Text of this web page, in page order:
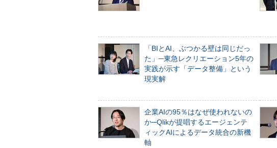
「BIとAI、ぶつかる壁は同じだっ
た」─東急レクリエーション5年の
実践が示す「データ整備」という
現実解
企業AIの95％はなぜ使われないの
か─Qlikが提唱するエージェンテ
ィックAIによるデータ統合の新機
軸